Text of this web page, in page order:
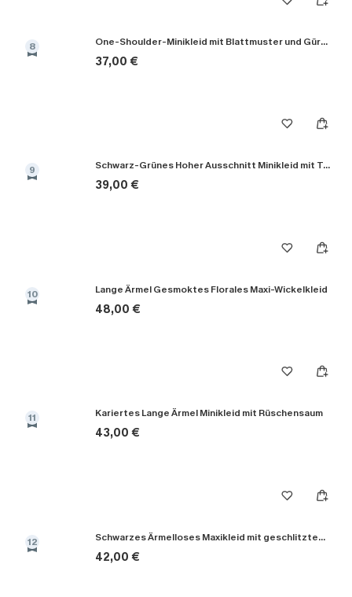
8 One-Shoulder-Minikleid mit Blattmuster und Gürtel
37,00 €
9 Schwarz-Grünes Hoher Ausschnitt Minikleid mit Taillengürtel
39,00 €
10 Lange Ärmel Gesmoktes Florales Maxi-Wickelkleid
48,00 €
11 Kariertes Lange Ärmel Minikleid mit Rüschen­saum
43,00 €
12 Schwarzes Ärmelloses Maxikleid mit geschlitztem Saum
42,00 €